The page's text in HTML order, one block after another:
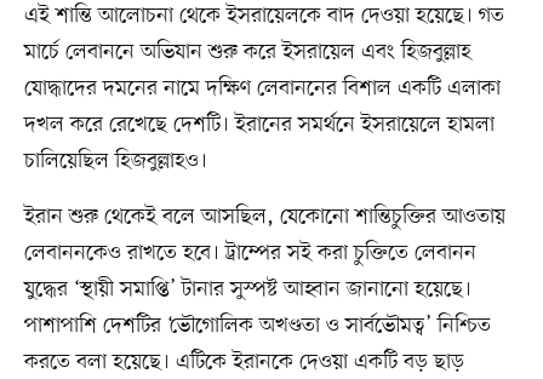
এই শান্তি আলোচনা থেকে ইসরায়েলকে বাদ দেওয়া হয়েছে। গত
মার্চে লেবাননে অভিযান শুরু করে ইসরায়েল এবং হিজবুল্লাহ
যোদ্ধাদের দমনের নামে দক্ষিণ লেবাননের বিশাল একটি এলাকা
দখল করে রেখেছে দেশটি। ইরানের সমর্থনে ইসরায়েলে হামলা
চালিয়েছিল হিজবুল্লাহও।
ইরান শুরু থেকেই বলে আসছিল, যেকোনো শান্তিচুক্তির আওতায়
লেবাননকেও রাখতে হবে। ট্রাম্পের সই করা চুক্তিতে লেবানন
যুদ্ধের ‘স্থায়ী সমাপ্তি’ টানার সুস্পষ্ট আহ্বান জানানো হয়েছে।
পাশাপাশি দেশটির ‘ভৌগোলিক অখণ্ডতা ও সার্বভৌমত্ব’ নিশ্চিত
করতে বলা হয়েছে। এটিকে ইরানকে দেওয়া একটি বড় ছাড়